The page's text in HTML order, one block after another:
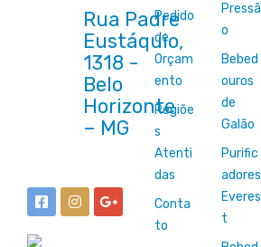
Rua Padre
Eustáquio,
1318 -
Belo
Horizonte
Pedido
de
Orçam
ento
Regiõe
s
Atenti
das
Conta
to
Pressã
o
Bebed
ouros
de
Galão
Purific
adores
Everes
t